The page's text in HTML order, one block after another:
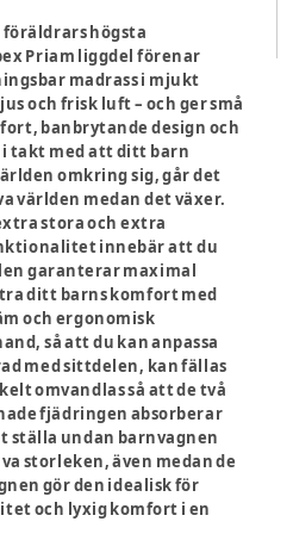
högsta
Priam liggdel förenar
madrass i mjukt
och frisk luft – och ger små
banbrytande design och
takt med att ditt barn
omkring sig, går det
världen medan det växer.
stora och extra
innebär att du
garanterar maximal
ditt barns komfort med
och ergonomisk
så att du kan anpassa
med sittdelen, kan fällas
omvandlas så att de två
fjädringen absorberar
ställa undan barnvagnen
storleken, även medan de
gör den idealisk för
och lyxig komfort i en